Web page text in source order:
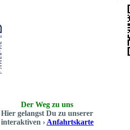
Der Weg zu uns
Hier gelangst Du zu unserer
interaktiven › Anfahrtskarte